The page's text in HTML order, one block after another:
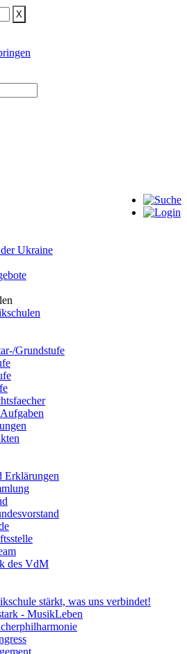
Ukraine
Grundstufe
Erklärungen
des VdM
stärkt, was uns verbindet!
- MusikLeben